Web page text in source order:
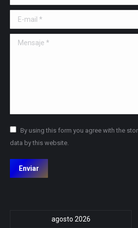
E-mail *
Mensaje *
By using this form you agree with the
data by this website.
Enviar
agosto 2026